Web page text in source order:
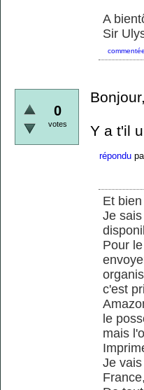
A
Sir
commentée
0
votes
Bonjour,
Y a t'il
répondu
Et
Je
Pour
c'est
le
mais
Je